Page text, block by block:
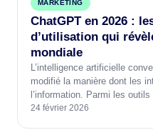
MARKETING
ChatGPT en 2026 :
d’utilisation qui
mondiale
L’intelligence artificielle
modifié la manière dont les
l’information. Parmi les
24 février 2026